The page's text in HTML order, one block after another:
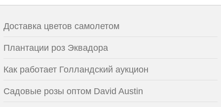
Доставка цветов самолетом
Плантации роз Эквадора
Как работает Голландский аукцион
Садовые розы оптом David Austin